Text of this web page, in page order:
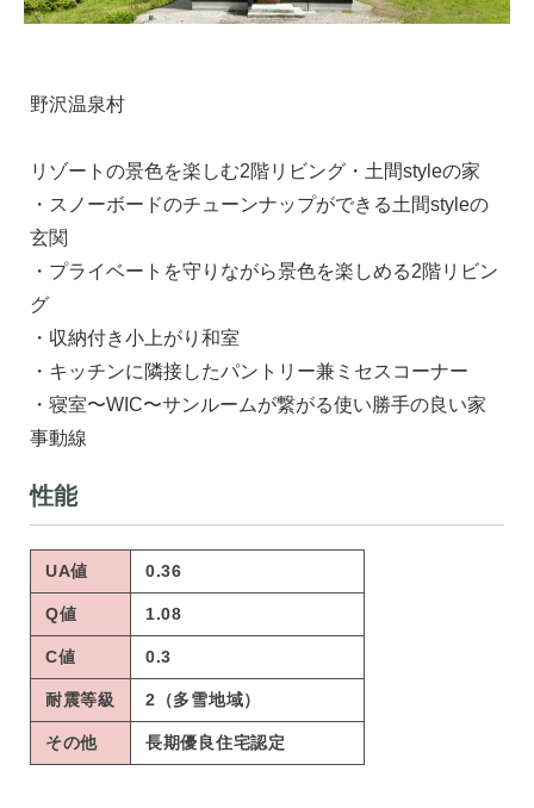
野沢温泉村
リゾートの景色を楽しむ2階リビング・土間styleの家
・スノーボードのチューンナップができる土間styleの
玄関
・プライベートを守りながら景色を楽しめる2階リビン
グ
・収納付き小上がり和室
・キッチンに隣接したパントリー兼ミセスコーナー
・寝室〜WIC〜サンルームが繋がる使い勝手の良い家
事動線
性能
UA値 0.36
Q値 1.08
C値 0.3
耐震等級 2（多雪地域）
その他 長期優良住宅認定